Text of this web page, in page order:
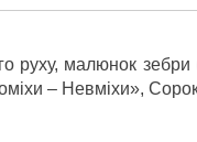
руху, малюнок зебри
– Невміхи»,